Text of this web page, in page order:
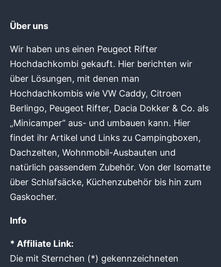
Über uns
Wir haben uns einen Peugeot Rifter
Hochdachkombi gekauft. Hier berichten wir
über Lösungen, mit denen man
Hochdachkombis wie VW Caddy, Citroen
Berlingo, Peugeot Rifter, Dacia Dokker & Co. als
„Minicamper“ aus- und umbauen kann. Hier
findet ihr Artikel und Links zu Campingboxen,
Dachzelten, Wohnmobil-Ausbauten und
natürlich passendem Zubehör. Von der Isomatte
über Schlafsäcke, Küchenzubehör bis hin zum
Gaskocher.
Info
* Affiliate Link:
Die mit Sternchen (*) gekennzeichneten